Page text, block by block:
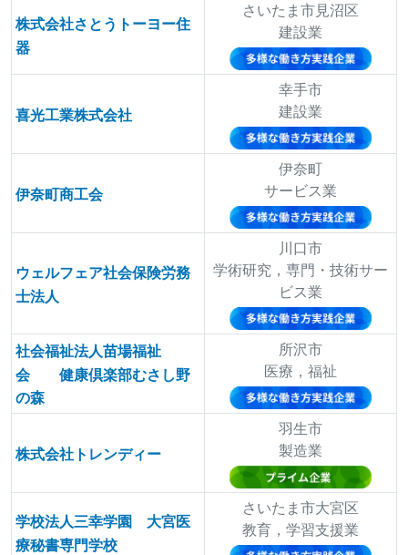
株式会社さとうトーヨー住
器
さいたま市見沼区
建設業
喜光工業株式会社
幸手市
建設業
伊奈町商工会
伊奈町
サービス業
ウェルフェア社会保険労務
士法人
川口市
学術研究，専門・技術サー
ビス業
社会福祉法人苗場福祉
会 健康倶楽部むさし野
の森
所沢市
医療，福祉
株式会社トレンディー
羽生市
製造業
学校法人三幸学園 大宮医
療秘書専門学校
さいたま市大宮区
教育，学習支援業